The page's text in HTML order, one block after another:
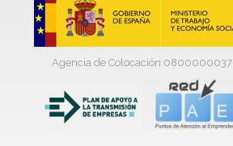
Agencia de Colocación 0800000037